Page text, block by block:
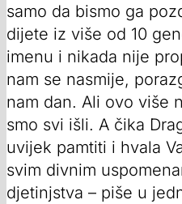
samo da bismo ga
dijete iz više od 10
imenu i nikada nije
nam se nasmije,
nam dan. Ali ovo više
smo svi išli. A čika
uvijek pamtiti i hvala
svim divnim
djetinjstva – piše u